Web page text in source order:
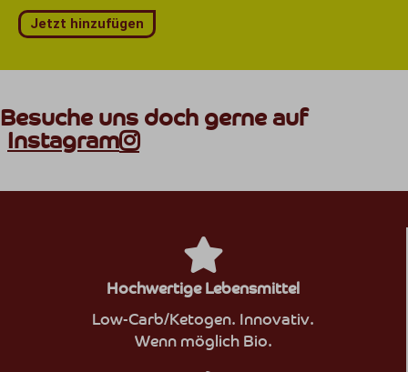
Jetzt hinzufügen
Besuche uns doch gerne auf
Instagram
Hochwertige Lebensmittel
Low-Carb/Ketogen. Innovativ.
Wenn möglich Bio.